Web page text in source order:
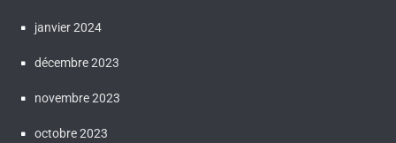
janvier 2024
décembre 2023
novembre 2023
octobre 2023